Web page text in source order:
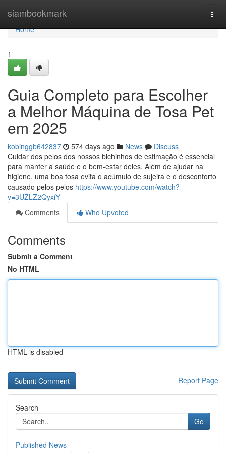
siambookmark
Home
Home
1
Guia Completo para Escolher
a Melhor Máquina de Tosa Pet
em 2025
kobinggb642837 574 days ago News
Discuss
Cuidar dos pelos dos nossos bichinhos de estimação é essencial
para manter a saúde e o bem-estar deles. Além de ajudar na
higiene, uma boa tosa evita o acúmulo de sujeira e o desconforto
causado pelos pelos https://www.youtube.com/watch?
v=3UZLZ2QyxiY
Comments
Who Upvoted
Comments
Submit a Comment
No HTML
HTML is disabled
Report Page
Search
Go
Published News